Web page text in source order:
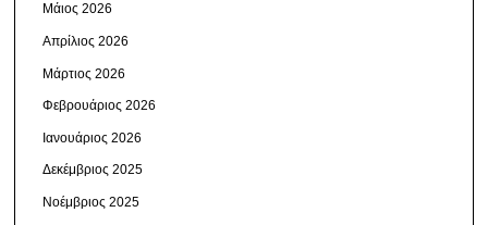
Μάιος 2026
Απρίλιος 2026
Μάρτιος 2026
Φεβρουάριος 2026
Ιανουάριος 2026
Δεκέμβριος 2025
Νοέμβριος 2025